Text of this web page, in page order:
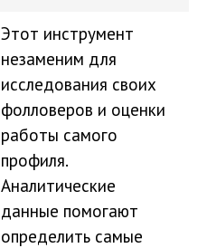
Этот инструмент
незаменим для
исследования своих
фолловеров и оценки
работы самого
профиля.
Аналитические
данные помогают
определить самые